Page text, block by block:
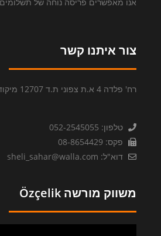
צור איתנו קשר
רח' פלדה 4 א.ת צפוני ת.ד 12707 מיקוד 7752400 אשדוד
טלפון: 052-2545055
פקס: 08-8654429
דוא"ל: sheli_sahar@walla.com
משווק מורשה Özçelik